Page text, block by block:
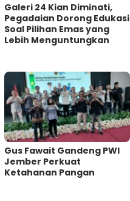
Galeri 24 Kian Diminati,
Pegadaian Dorong Edukasi
Soal Pilihan Emas yang
Lebih Menguntungkan
Gus Fawait Gandeng PWI
Jember Perkuat
Ketahanan Pangan